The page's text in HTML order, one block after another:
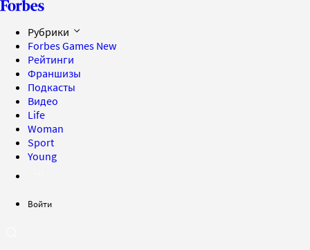
Рубрики
Forbes Games New
Рейтинги
Франшизы
Подкасты
Видео
Life
Woman
Sport
Young
Войти